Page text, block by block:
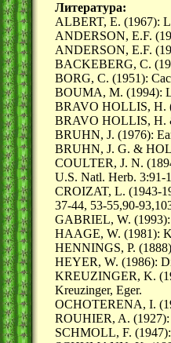
Литература:
ALBERT, E. (1967):
ANDERSON, E.F.
ANDERSON, E.F.
BACKEBERG, C.
BORG, C. (1951):
BOUMA, M. (1994):
BRAVO HOLLIS, H.
BRAVO HOLLIS, H.
BRUHN, J. (1976):
BRUHN, J. G. &
COULTER, J. N.
U.S. Natl. Herb. 3:91-
CROIZAT, L. (1943-
37-44, 53-55,90-
GABRIEL, W. (1993):
HAAGE, W. (1981):
HENNINGS, P.
HEYER, W. (1986):
KREUZINGER, K.
Kreuzinger, Eger.
OCHOTERENA, I.
ROUHIER, A. (1927):
SCHMOLL, F.